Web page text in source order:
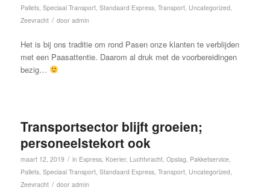
Pallets, Speciaal Transport, Standaard Express, Transport, Uncategorized,
Zeevracht / door admin
Het is bij ons traditie om rond Pasen onze klanten te verblijden
met een Paasattentie. Daarom al druk met de voorbereidingen
bezig…
Transportsector blijft groeien;
personeelstekort ook
maart 12, 2019 / in Express, Koerier, Luchtvracht, Opslag, Pakketservice,
Pallets, Speciaal Transport, Standaard Express, Transport, Uncategorized,
Zeevracht / door admin